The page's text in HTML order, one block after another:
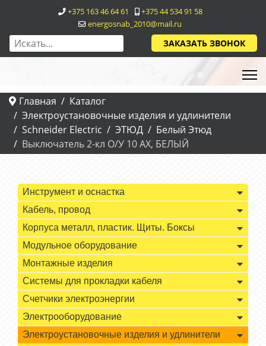
+375 163 46 64 61
+375 44 534 91 58
energosnab_2010@mail.ru
ЗАКАЗАТЬ ЗВОНОК
Главная
Каталог
Электроустановочные изделия и удлинители
Schneider Electric
ЭТЮД
Белый Этюд
Выключатель 2-кл О/У 10 АХ, БЕЛЫЙ
Инструмент и оснастка
Кабель, провод
Корпуса металл, пластик. Щиты. Боксы
Модульное оборудование
Монтажные изделия
Системы для прокладки кабеля
Счетчики электроэнергии
Электрооборудование
Электроустановочные изделия и удлинители